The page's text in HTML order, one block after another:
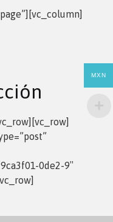
0de2-9″
MXN